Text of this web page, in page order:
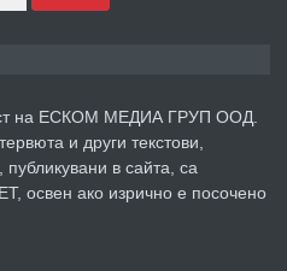
преди 2 години
уроци по
на ЕСКОМ МЕДИА ГРУП ООД.
и други текстови,
в сайта, са
освен ако изрично е посочено